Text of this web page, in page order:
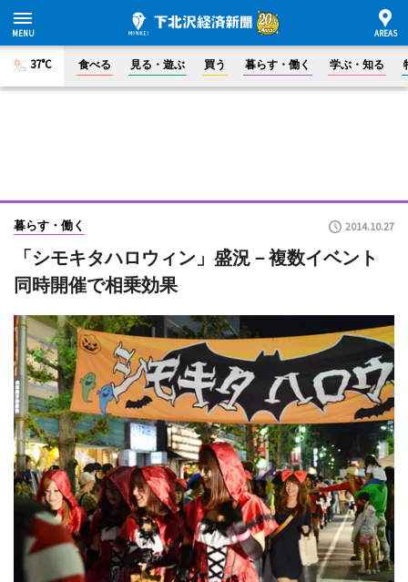
37°C 食べる 見る・遊ぶ 買う 暮らす・働く 学ぶ・知る
暮らす・働く 2014.10.27
「シモキタハロウィン」盛況－複数イベント
同時開催で相乗効果